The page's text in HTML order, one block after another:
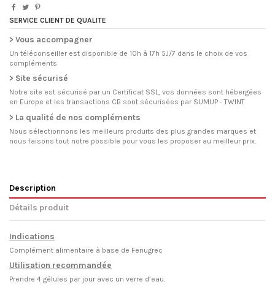
SERVICE CLIENT DE QUALITE
> Vous accompagner
Un téléconseiller est disponible de 10h à 17h 5J/7 dans le choix de vos
compléments
> Site sécurisé
Notre site est sécurisé par un Certificat SSL, vos données sont hébergées
en Europe et les transactions CB sont sécurisées par SUMUP - TWINT
> La qualité de nos compléments
Nous sélectionnons les meilleurs produits des plus grandes marques et
nous faisons tout notre possible pour vous les proposer au meilleur prix.
Description
Détails produit
Indications
Complément alimentaire à base de Fenugrec
Utilisation recommandée
Prendre 4 gélules par jour avec un verre d’eau.